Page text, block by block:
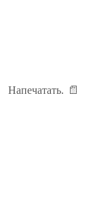
Напечатать.